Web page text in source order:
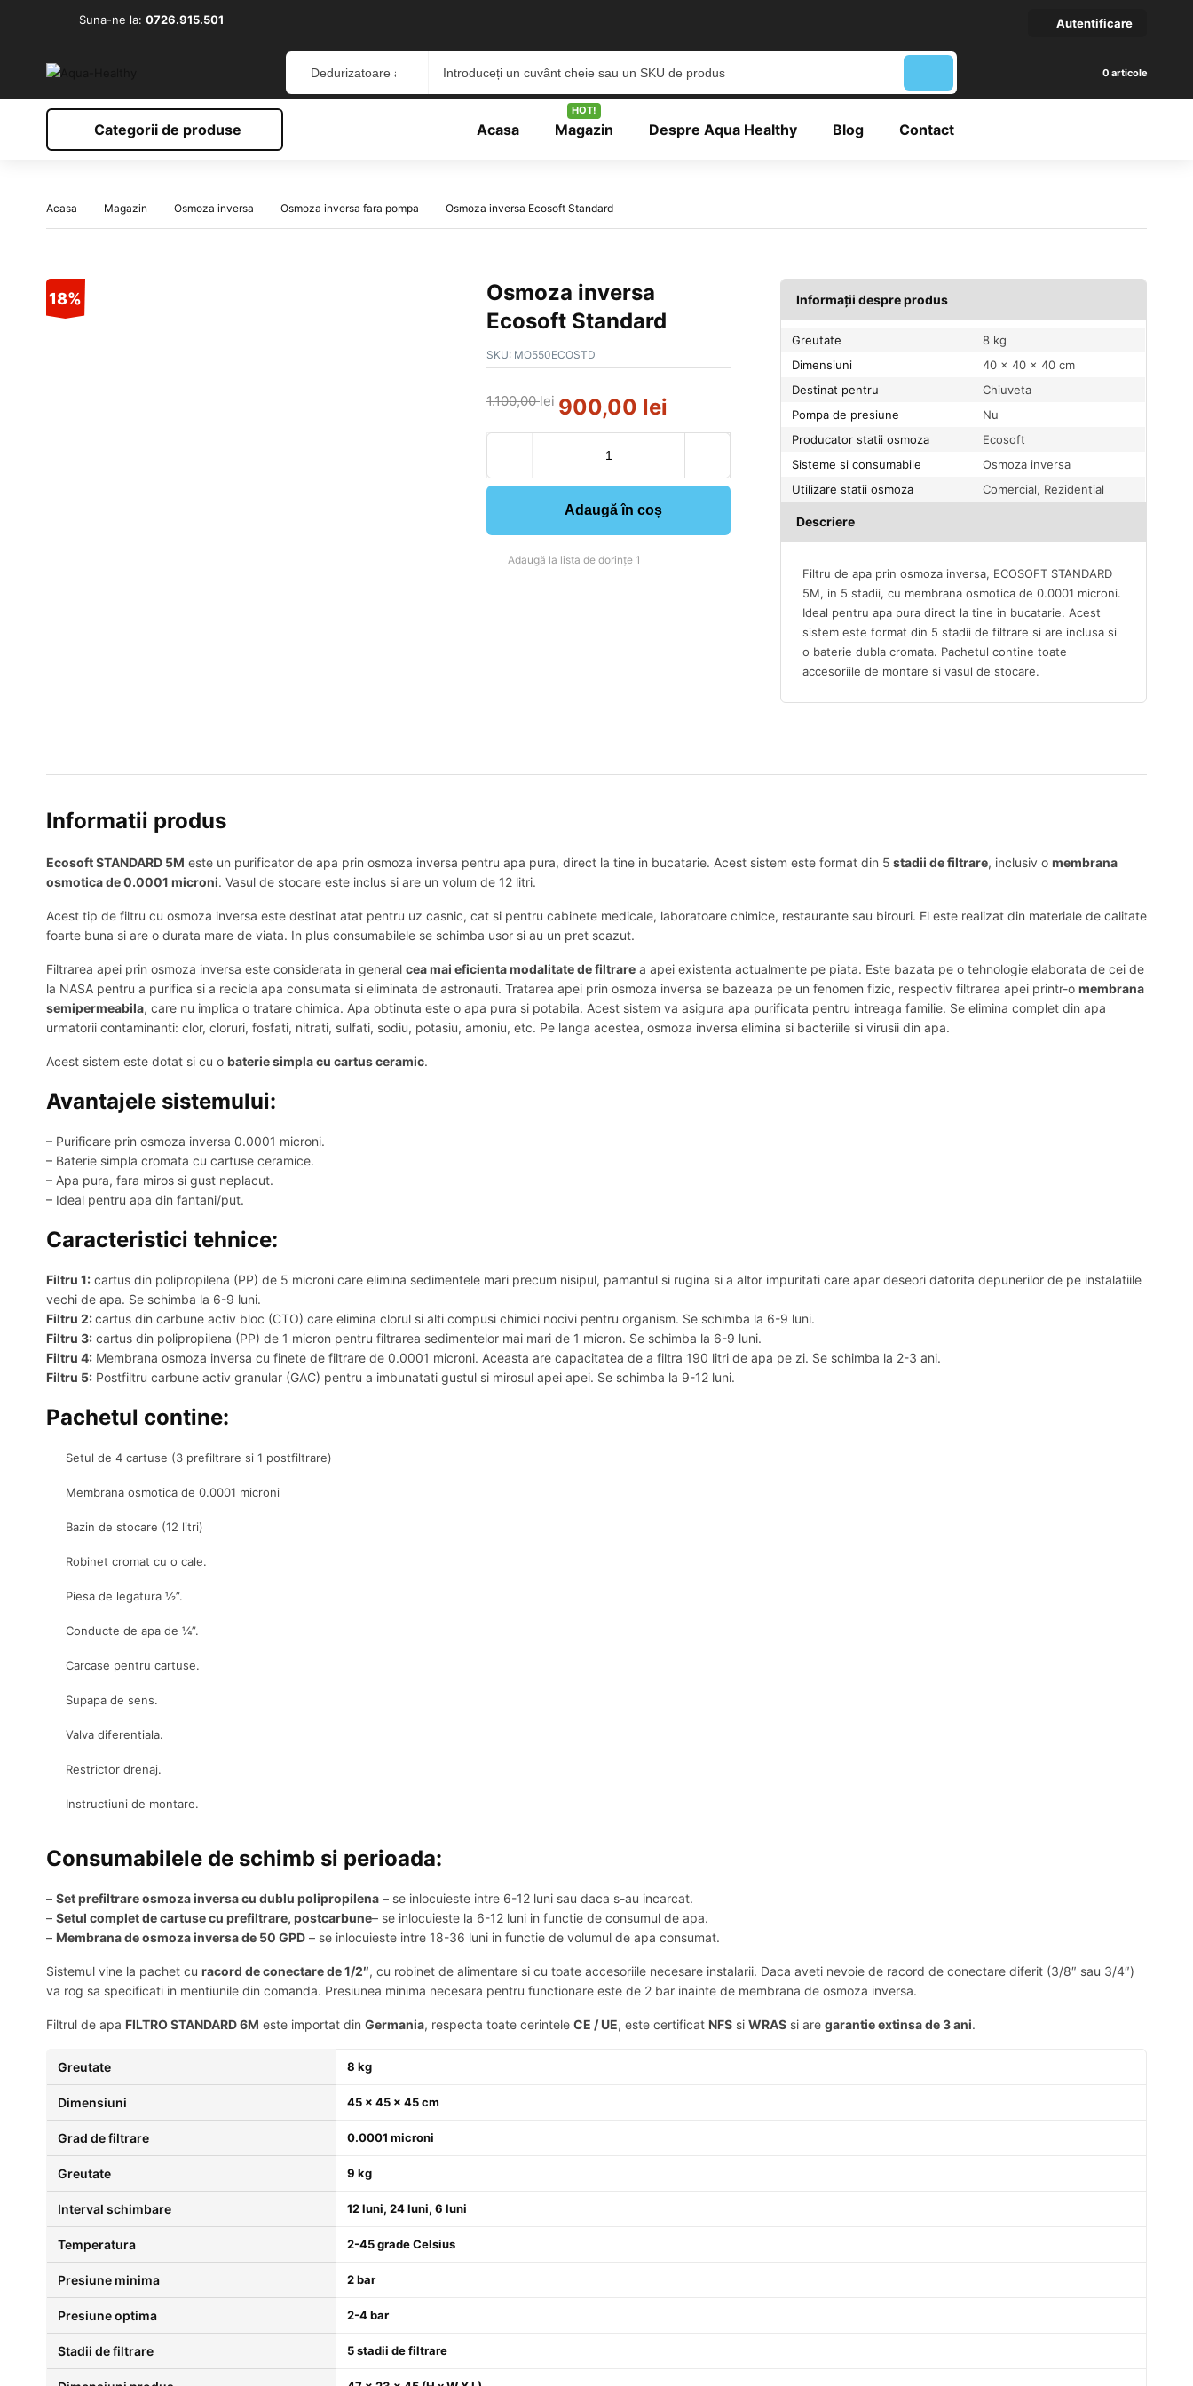
Suna-ne la: 0726.915.501 Autentificare
articole
Categorii de produse Acasa Magazin
HOT!
Despre Aqua Healthy Blog Contact
Acasa Magazin Osmoza inversa Osmoza inversa fara pompa Osmoza inversa Ecosoft Standard
18%
Osmoza inversa
Ecosoft Standard
SKU: MO550ECOSTD
1.100,00lei 900,00 lei
Adaugă în coș
Adaugă la lista de dorințe 1
Informații despre produs
Greutate
8 kg
Dimensiuni
40 × 40 × 40 cm
Destinat pentru
Chiuveta
Pompa de presiune
Nu
Producator statii osmoza
Ecosoft
Sisteme si consumabile
Osmoza inversa
Utilizare statii osmoza
Comercial, Rezidential
Descriere
Filtru de apa prin osmoza inversa, ECOSOFT STANDARD
5M, in 5 stadii, cu membrana osmotica de 0.0001 microni.
Ideal pentru apa pura direct la tine in bucatarie. Acest
sistem este format din 5 stadii de filtrare si are inclusa si
o baterie dubla cromata. Pachetul contine toate
accesoriile de montare si vasul de stocare.
Informatii produs
Ecosoft STANDARD 5M este un purificator de apa prin osmoza inversa pentru apa pura, direct la tine in bucatarie. Acest sistem este format din 5 stadii de filtrare, inclusiv o membrana
osmotica de 0.0001 microni. Vasul de stocare este inclus si are un volum de 12 litri.
Acest tip de filtru cu osmoza inversa este destinat atat pentru uz casnic, cat si pentru cabinete medicale, laboratoare chimice, restaurante sau birouri. El este realizat din materiale de calitate
foarte buna si are o durata mare de viata. In plus consumabilele se schimba usor si au un pret scazut.
Filtrarea apei prin osmoza inversa este considerata in general cea mai eficienta modalitate de filtrare a apei existenta actualmente pe piata. Este bazata pe o tehnologie elaborata de cei de
la NASA pentru a purifica si a recicla apa consumata si eliminata de astronauti. Tratarea apei prin osmoza inversa se bazeaza pe un fenomen fizic, respectiv filtrarea apei printr-o membrana
semipermeabila, care nu implica o tratare chimica. Apa obtinuta este o apa pura si potabila. Acest sistem va asigura apa purificata pentru intreaga familie. Se elimina complet din apa
urmatorii contaminanti: clor, cloruri, fosfati, nitrati, sulfati, sodiu, potasiu, amoniu, etc. Pe langa acestea, osmoza inversa elimina si bacteriile si virusii din apa.
Acest sistem este dotat si cu o baterie simpla cu cartus ceramic.
Avantajele sistemului:
– Purificare prin osmoza inversa 0.0001 microni.
– Baterie simpla cromata cu cartuse ceramice.
– Apa pura, fara miros si gust neplacut.
– Ideal pentru apa din fantani/put.
Caracteristici tehnice:
Filtru 1: cartus din polipropilena (PP) de 5 microni care elimina sedimentele mari precum nisipul, pamantul si rugina si a altor impuritati care apar deseori datorita depunerilor de pe instalatiile
vechi de apa. Se schimba la 6-9 luni.
Filtru 2:cartus din carbune activ bloc (CTO) care elimina clorul si alti compusi chimici nocivi pentru organism. Se schimba la 6-9 luni.
Filtru 3: cartus din polipropilena (PP) de 1 micron pentru filtrarea sedimentelor mai mari de 1 micron. Se schimba la 6-9 luni.
Filtru 4: Membrana osmoza inversa cu finete de filtrare de 0.0001 microni. Aceasta are capacitatea de a filtra 190 litri de apa pe zi. Se schimba la 2-3 ani.
Filtru 5: Postfiltru carbune activ granular (GAC) pentru a imbunatati gustul si mirosul apei apei. Se schimba la 9-12 luni.
Pachetul contine:
Setul de 4 cartuse (3 prefiltrare si 1 postfiltrare)
Membrana osmotica de 0.0001 microni
Bazin de stocare (12 litri)
Robinet cromat cu o cale.
Piesa de legatura ½”.
Conducte de apa de ¼”.
Carcase pentru cartuse.
Supapa de sens.
Valva diferentiala.
Restrictor drenaj.
Instructiuni de montare.
Consumabilele de schimb si perioada:
– Set prefiltrare osmoza inversa cu dublu polipropilena – se inlocuieste intre 6-12 luni sau daca s-au incarcat.
– Setul complet de cartuse cu prefiltrare, postcarbune– se inlocuieste la 6-12 luni in functie de consumul de apa.
– Membrana de osmoza inversa de 50 GPD – se inlocuieste intre 18-36 luni in functie de volumul de apa consumat.
Sistemul vine la pachet cu racord de conectare de 1/2″, cu robinet de alimentare si cu toate accesoriile necesare instalarii. Daca aveti nevoie de racord de conectare diferit (3/8″ sau 3/4″)
va rog sa specificati in mentiunile din comanda. Presiunea minima necesara pentru functionare este de 2 bar inainte de membrana de osmoza inversa.
Filtrul de apa FILTRO STANDARD 6M este importat din Germania, respecta toate cerintele CE / UE, este certificat NFS si WRAS si are garantie extinsa de 3 ani.
Greutate 8 kg
Dimensiuni 45 × 45 × 45 cm
Grad de filtrare 0.0001 microni
Greutate 9 kg
Interval schimbare 12 luni, 24 luni, 6 luni
Temperatura 2-45 grade Celsius
Presiune minima 2 bar
Presiune optima 2-4 bar
Stadii de filtrare 5 stadii de filtrare